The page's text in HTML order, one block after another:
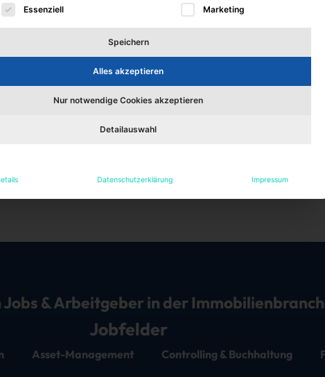
Stellen des
Unternehmen keine Stellenangebote bei uns veröffentlicht.
Jobs & Arbeitgeber in der
Jobfelder
Asset-Management Controlling & Buchhaltung
Liste der Service-Gruppen, für die eine Einwilligung
Essenziell Marketing
Speichern
Alles akzeptieren
Nur notwendige Cookies akzeptieren
Detailauswahl
Datenschutzerklärung Impressum